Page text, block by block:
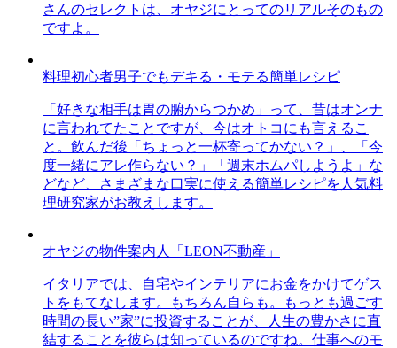
さんのセレクトは、オヤジにとってのリアルそのもの
ですよ。
料理初心者男子でもデキる・モテる簡単レシピ
「好きな相手は胃の腑からつかめ」って、昔はオンナ
に言われてたことですが、今はオトコにも言えるこ
と。飲んだ後「ちょっと一杯寄ってかない？」、「今
度一緒にアレ作らない？」「週末ホムパしようよ」な
どなど、さまざまな口実に使える簡単レシピを人気料
理研究家がお教えします。
オヤジの物件案内人「LEON不動産」
イタリアでは、自宅やインテリアにお金をかけてゲス
トをもてなします。もちろん自らも。もっとも過ごす
時間の長い”家”に投資することが、人生の豊かさに直
結することを彼らは知っているのですね。仕事へのモ